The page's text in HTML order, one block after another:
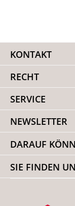
KONTAKT
RECHT
SERVICE
NEWSLETTER
DARAUF
SIE FINDEN